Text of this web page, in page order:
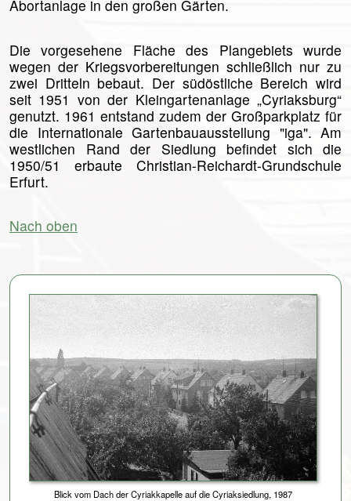
Abortanlage in den großen Gärten.
Die vorgesehene Fläche des Plangebiets wurde
wegen der Kriegs­vorbereitungen schließlich nur zu
zwei Dritteln bebaut. Der südöstliche Bereich wird
seit 1951 von der Kleingartenanlage „Cyriaksburg“
genutzt. 1961 entstand zudem der Großparkplatz für
die Internationale Garten­bauausstellung "iga". Am
westlichen Rand der Siedlung befindet sich die
1950/51 erbaute Christian-Reichardt-Grundschule
Erfurt.
Nach oben
Blick vom Dach der Cyriakkapelle auf die Cyriaksiedlung, 1987